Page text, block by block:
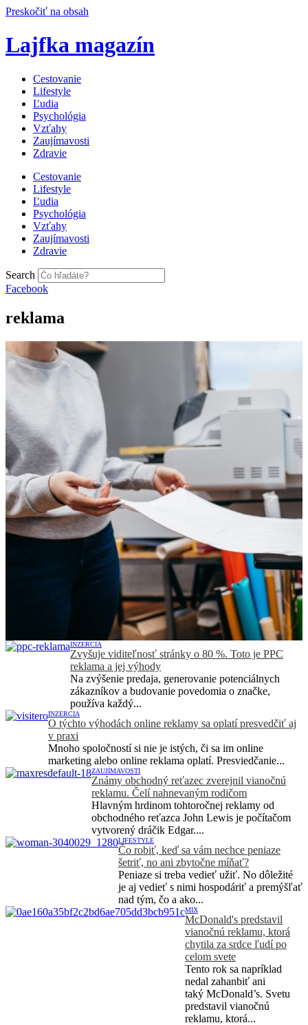
Preskočiť na obsah
Lajfka magazín
Cestovanie
Lifestyle
Ľudia
Psychológia
Vzťahy
Zaujímavosti
Zdravie
Cestovanie
Lifestyle
Ľudia
Psychológia
Vzťahy
Zaujímavosti
Zdravie
Search
Facebook
reklama
INZERCIA
Zvyšuje viditeľnosť stránky o 80 %. Toto je PPC
reklama a jej výhody
Na zvýšenie predaja, generovanie potenciálnych
zákazníkov a budovanie povedomia o značke,
používa každý...
INZERCIA
O týchto výhodách online reklamy sa oplatí presvedčiť aj
v praxi
Mnoho spoločností si nie je istých, či sa im online
marketing alebo online reklama oplatí. Presviedčanie...
ZAUJÍMAVOSTI
Známy obchodný reťazec zverejnil vianočnú
reklamu. Čelí nahnevaným rodičom
Hlavným hrdinom tohtoročnej reklamy od
obchodného reťazca John Lewis je počítačom
vytvorený dráčik Edgar....
LIFESTYLE
Čo robiť, keď sa vám nechce peniaze
šetriť, no ani zbytočne míňať?
Peniaze si treba vedieť užiť. No dôležité
je aj vedieť s nimi hospodáriť a premýšľať
nad tým, čo a ako...
MIX
McDonald's predstavil
vianočnú reklamu, ktorá
chytila za srdce ľudí po
celom svete
Tento rok sa napríklad
nedal zahanbiť ani
taký McDonald’s. Svetu
predstavil vianočnú
reklamu, ktorá...